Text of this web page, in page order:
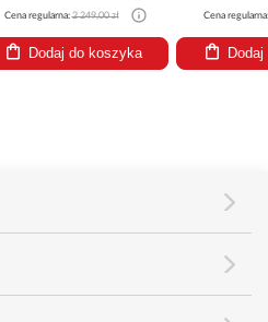
Cena regularna:2 249,00 zł
Dodaj do koszyka
Cena